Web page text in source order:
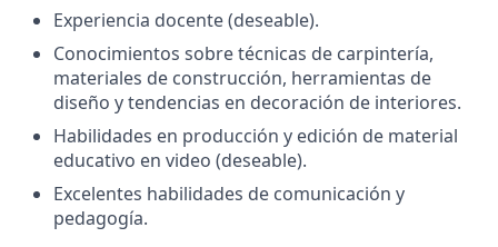
Experiencia docente (deseable).
Conocimientos sobre técnicas de carpintería,
materiales de construcción, herramientas de
diseño y tendencias en decoración de interiores.
Habilidades en producción y edición de material
educativo en video (deseable).
Excelentes habilidades de comunicación y
pedagogía.